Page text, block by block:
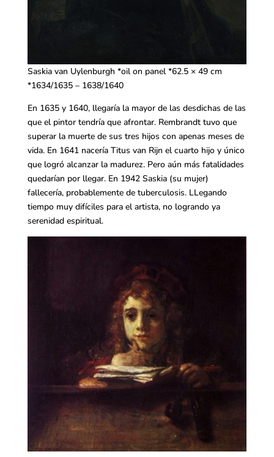
Saskia van Uylenburgh *oil on panel *62.5 × 49 cm
*1634/1635 – 1638/1640
En 1635 y 1640, llegaría la mayor de las desdichas de las
que el pintor tendría que afrontar. Rembrandt tuvo que
superar la muerte de sus tres hijos con apenas meses de
vida. En 1641 nacería Titus van Rijn el cuarto hijo y único
que logró alcanzar la madurez. Pero aún más fatalidades
quedarían por llegar. En 1942 Saskia (su mujer)
fallecería, probablemente de tuberculosis. LLegando
tiempo muy difíciles para el artista, no logrando ya
serenidad espiritual.